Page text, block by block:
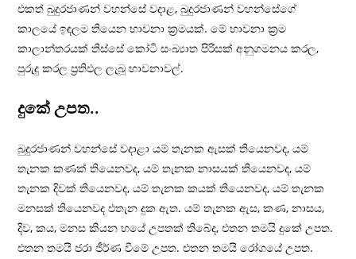
එකත් බුදුරජාණන් වහන්සේ වදාළ, බුදුරජාණන් වහන්සේගේ
කාලයේ ඉඳලම තියෙන භාවනා ක‍්‍රමයක්. මේ භාවනා ක‍්‍රම
කාලාන්තරයක් තිස්සේ කෝටි සංඛ්‍යාත පිරිසක් අනුගමනය කරල,
පුරුදු කරල ප‍්‍රතිඵල ලැබූ භාවනාවල්.
දුකේ උපත..
බුදුරජාණන් වහන්සේ වදාළා යම් තැනක ඇසක් තියෙනවද, යම්
තැනක කණක් තියෙනවද, යම් තැනක නාසයක් තියෙනවද, යම්
තැනක දිවක් තියෙනවද, යම් තැනක කයක් තියෙනවද, යම් තැනක
මනසක් තියෙනවද එතැන දුක ඇත. යම් තැනක ඇස, කණ, නාසය,
දිව, කය, මනස කියන හයේ උපතක් තිබේද, එතන තමයි දුකේ උපත.
එතන තමයි ජරා ජීර්ණ වීමේ උපත. එතන තමයි රෝගයේ උපත.